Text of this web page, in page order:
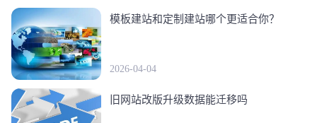
模板建站和定制建站哪个更适合你？
2026-04-04
旧网站改版升级数据能迁移吗